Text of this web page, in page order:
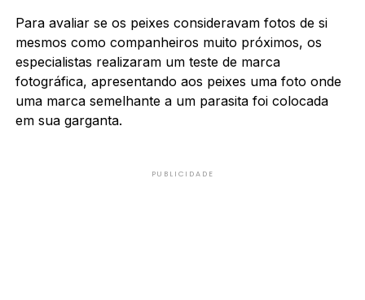
Para avaliar se os peixes consideravam fotos de si
mesmos como companheiros muito próximos, os
especialistas realizaram um teste de marca
fotográfica, apresentando aos peixes uma foto onde
uma marca semelhante a um parasita foi colocada
em sua garganta.
PUBLICIDADE